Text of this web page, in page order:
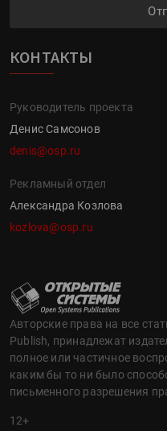
КОНТАКТЫ
Руководитель проекта
Денис Самсонов
denis@osp.ru
Рекламный отдел
Александра Козлова
kozlova@osp.ru
Авторские права на все
Publish, принадлежат
полное или частичное
каким бы то ни было
письменного разрешения
12+